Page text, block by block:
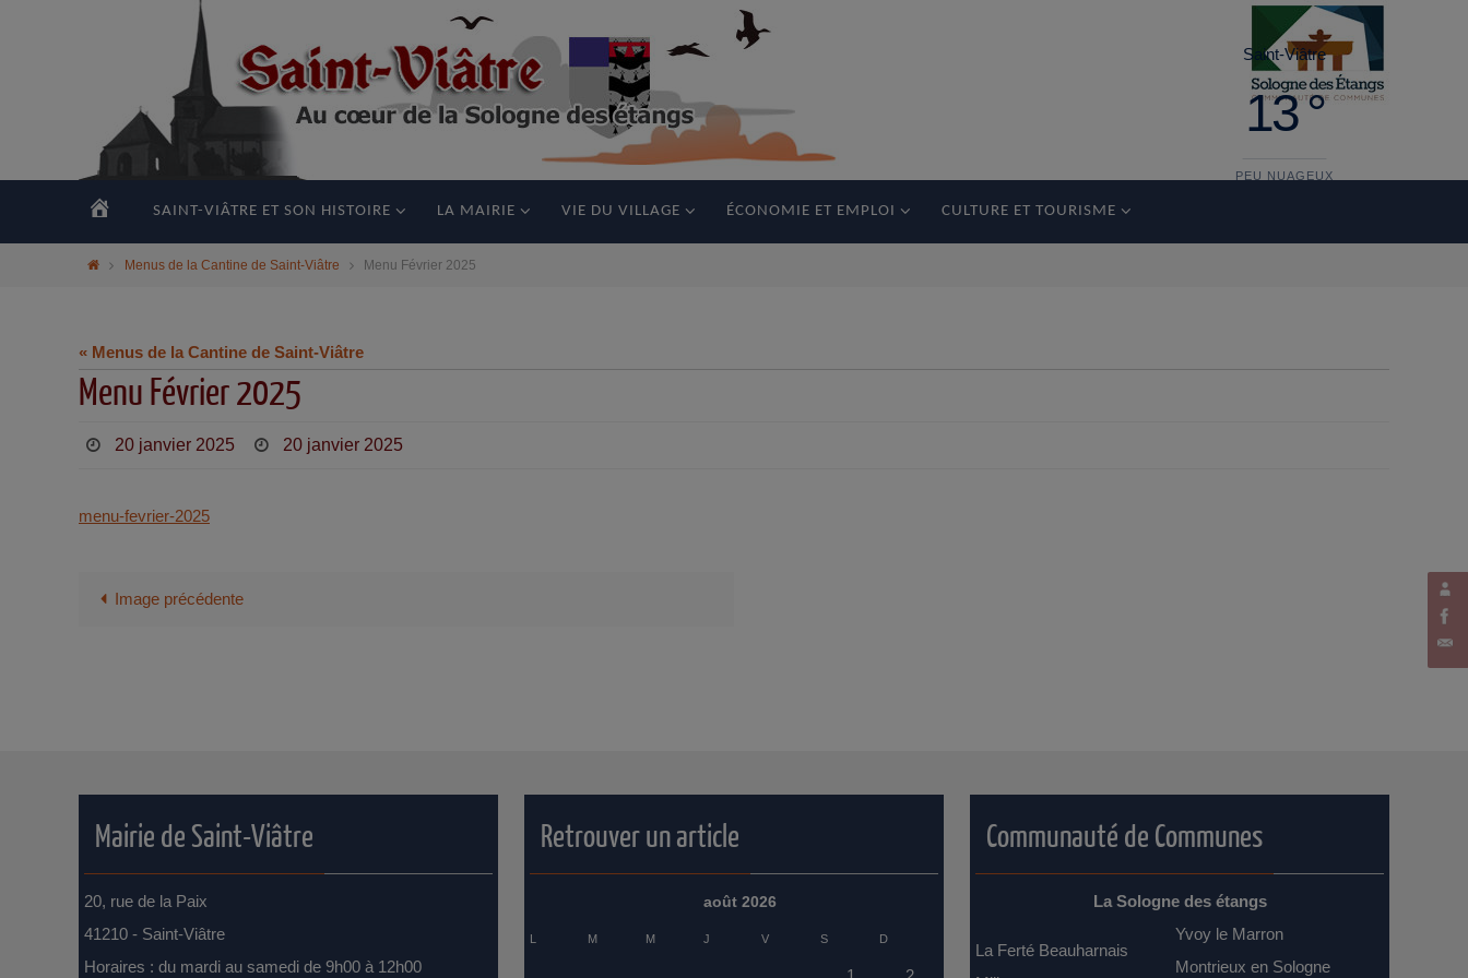
Saint-Viâtre
13 °
PEU NUAGEUX
dimanche 35°22 °
ACCUEILSAINT-VIÂTRE ET SON HISTOIRE LA MAIRIE VIE DU VILLAGE ÉCONOMIE ET EMPLOI CULTURE ET TOURISME
Menus de la Cantine de Saint-Viâtre Menu Février 2025
« Menus de la Cantine de Saint-Viâtre
Menu Février 2025
20 janvier 2025 20 janvier 2025
menu-fevrier-2025
Image précédente
Mairie de Saint-Viâtre
20, rue de la Paix
41210 - Saint-Viâtre
Horaires : du mardi au samedi de 9h00 à 12h00
Retrouver un article
août 2026
L M M J V S D
Communauté de Communes
La Sologne des étangs
La Ferté Beauharnais
Yvoy le Marron
Montrieux en Sologne